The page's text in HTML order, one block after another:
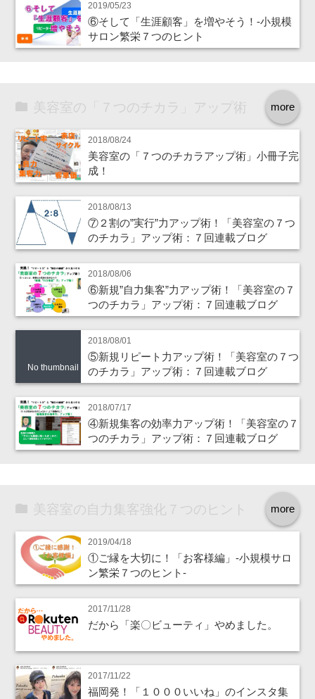
2019/05/23
⑥そして「生涯顧客」を増やそう！‐小規模
サロン繁栄７つのヒント
more
美容室の「７つのチカラ」アップ術
2018/08/24
美容室の「７つのチカラアップ術」小冊子完
成！
2018/08/13
⑦２割の”実行”力アップ術！「美容室の７つ
のチカラ」アップ術：７回連載ブログ
2018/08/06
⑥新規”自力集客”力アップ術！「美容室の７
つのチカラ」アップ術：７回連載ブログ
No thumbnail
2018/08/01
⑤新規リピート力アップ術！「美容室の７つ
のチカラ」アップ術：７回連載ブログ
2018/07/17
④新規集客の効率力アップ術！「美容室の７
つのチカラ」アップ術：７回連載ブログ
more
美容室の自力集客強化７つのヒント
2019/04/18
①ご縁を大切に！「お客様編」‐小規模サロ
ン繁栄７つのヒント‐
2017/11/28
だから「楽〇ビューティ」やめました。
2017/11/22
福岡発！「１０００いいね」のインスタ集